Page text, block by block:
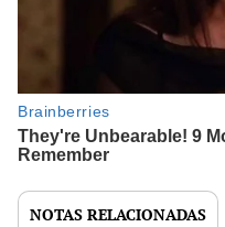
NOTAS RELACIONADAS